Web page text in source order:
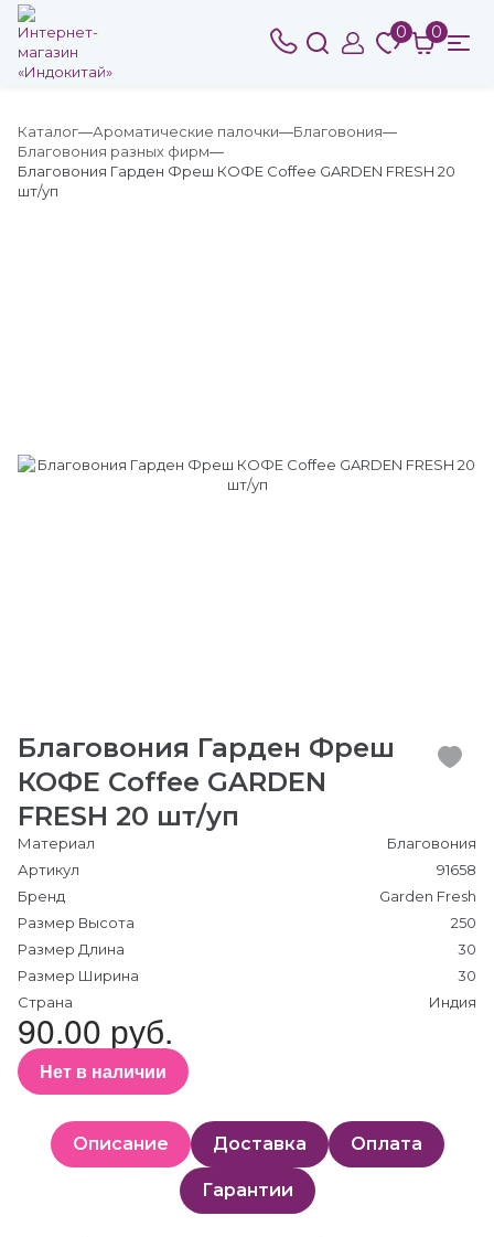
0 0
Каталог Ароматические палочки
Благовония
Благовония разных фирм
Благовония Гарден Фреш КОФЕ Coffee GARDEN FRESH 20
шт/уп
Благовония Гарден Фреш
КОФЕ Coffee GARDEN
FRESH 20 шт/уп
Материал
Благовония
Артикул
91658
Бренд
Garden Fresh
Размер Высота
250
Размер Длина
30
Размер Ширина
30
Страна
Индия
90.00 руб.
Нет в наличии
Описание Доставка Оплата
Гарантии